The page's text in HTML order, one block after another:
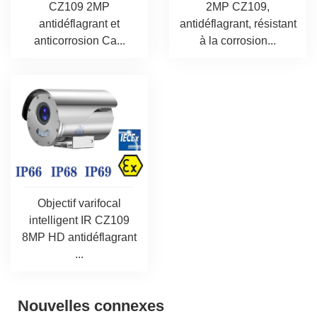
CZ109 2MP
antidéflagrant et
anticorrosion Ca...
2MP CZ109,
antidéflagrant, résistant
à la corrosion...
Objectif varifocal
intelligent IR CZ109
8MP HD antidéflagrant
...
Nouvelles connexes